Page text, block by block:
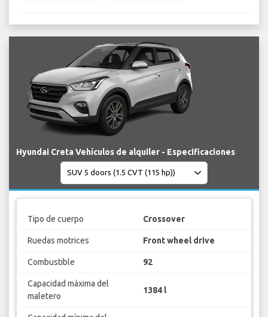
Hyundai Creta Vehículos de alquiler - Especificaciones
Tipo de cuerpo Crossover
Ruedas motrices Front wheel drive
Combustible 92
Capacidad máxima del
maletero
1384 l